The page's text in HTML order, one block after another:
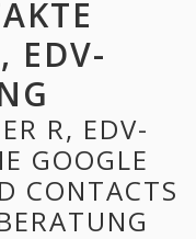
EDV-
R, EDV-
GOOGLE
CONTACTS